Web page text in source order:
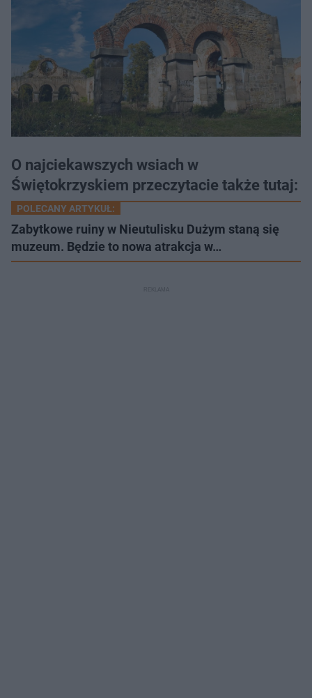
O najciekawszych wsiach w
Świętokrzyskiem przeczytacie także tutaj:
POLECANY ARTYKUŁ:
Zabytkowe ruiny w Nieutulisku Dużym staną się
muzeum. Będzie to nowa atrakcja w…